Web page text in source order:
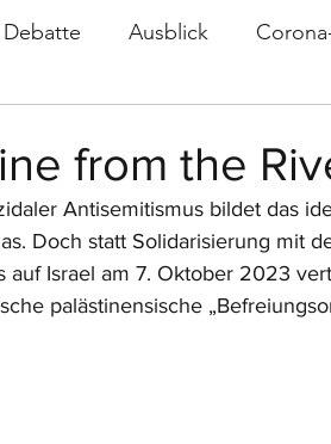
Debatte Ausblick
from the
Antisemitismus bildet das
Doch statt Solidarisierung mit
auf Israel am 7. Oktober 2023
palästinensische